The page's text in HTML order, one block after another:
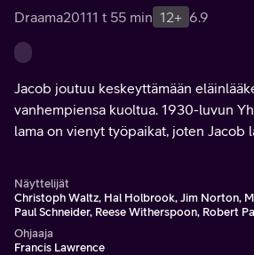
Draama20111 t 55 min 12+ 6.9
Jacob joutuu keskeyttämään
vanhempiensa kuoltua. 1930-luvun
lama on vienyt työpaikat, joten Jacob
Näyttelijät
Christoph Waltz, Hal Holbrook, Jim Norton,
Paul Schneider, Reese Witherspoon, Robert
Ohjaaja
Francis Lawrence